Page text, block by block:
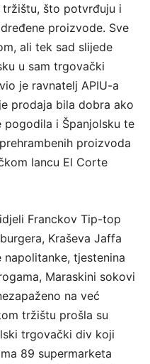
što potvrđuju i
proizvode. Sve
ali tek sad slijede
u sam trgovački
je ravnatelj APIU-a
prodaja bila dobra ako
pogodila i Španjolsku te
proizvoda
lancu El Corte
Franckov Tip-top
Kraševa Jaffa
tjestenina
Maraskini sokovi
na već
tržištu prošla su
trgovački div koji
89 supermarketa